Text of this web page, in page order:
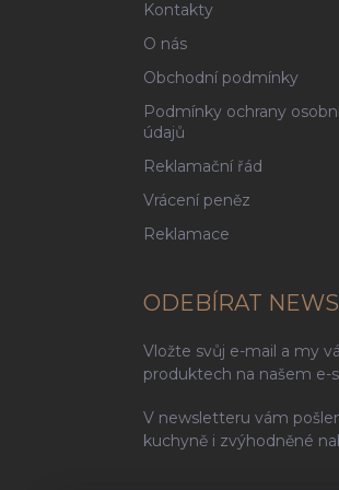
Kontakty
O nás
Obchodní podmínky
Podmínky ochrany
údajů
Reklamační řád
Vrácení peněz
Reklamace
ODEBÍRAT
Vložte svůj e-mail a my
produktech na našem e-
V newsletteru vám
kuchyně i zvýhodněné